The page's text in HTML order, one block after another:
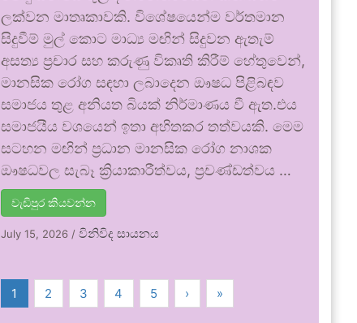
ලක්වන මාතෘකාවකි. විශේෂයෙන්ම වර්තමාන
සිදුවීම් මුල් කොට මාධ්‍ය මඟින් සිදුවන ඇතැම්
අසත්‍ය ප්‍රචාර සහ කරුණු විකෘති කිරීම් හේතුවෙන්,
මානසික රෝග සඳහා ලබාදෙන ඖෂධ පිළිබඳව
සමාජය තුළ අනියත බියක් නිර්මාණය වී ඇත.එය
සමාජයීය වශයෙන් ඉතා අහිතකර තත්වයකි. මෙම
සටහන මඟින් ප්‍රධාන මානසික රෝග නාශක
ඖෂධවල සැබෑ ක්‍රියාකාරීත්වය, ප්‍රචණ්ඩත්වය …
වැඩිපුර කියවන්න
July 15, 2026 /විනිවිද සායනය
1 2 3 4 5 › »